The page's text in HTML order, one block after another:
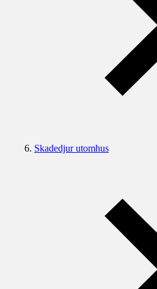
Skadedjur utomhus